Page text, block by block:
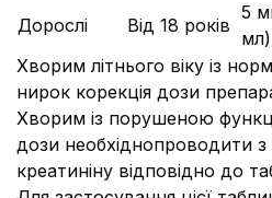
Дорослі
Від 18 років
5
мл)
Хворим літнього віку із
нирок корекція дози
Хворим із порушеною
дози необхіднопроводити з
креатиніну відповідно до